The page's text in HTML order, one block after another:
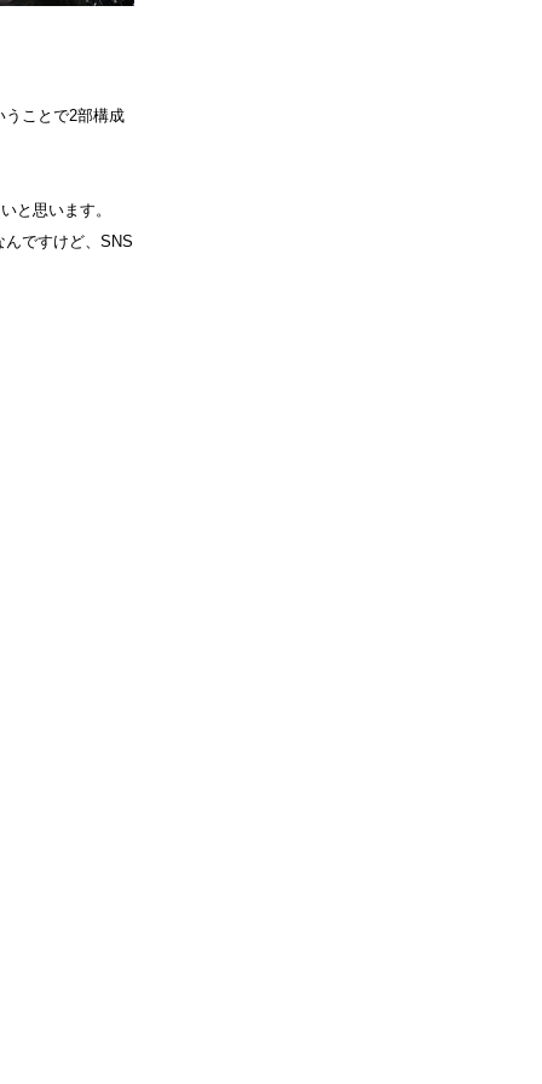
うことで2部構成
と思います。
ですけど、SNS